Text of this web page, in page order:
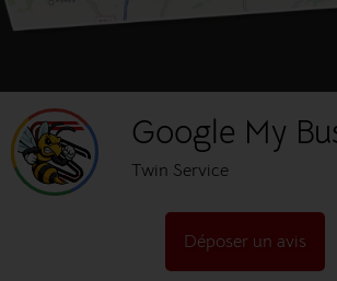
Google My
Twin Service
Déposer un avis